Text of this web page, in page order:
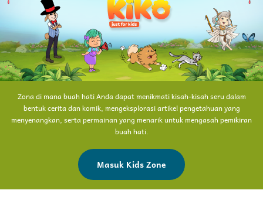
Zona di mana buah hati Anda dapat menikmati kisah-kisah seru dalam
bentuk cerita dan komik, mengeksplorasi artikel pengetahuan yang
menyenangkan, serta permainan yang menarik untuk mengasah pemikiran
buah hati.
Masuk Kids Zone